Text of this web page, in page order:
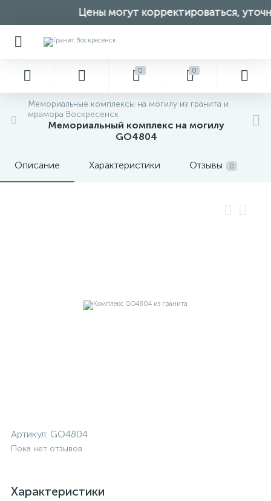
Цены могут корректироваться,
0 0
Мемориальные комплексы на могилу из гранита и
мрамора Воскресенск
Мемориальный комплекс на могилу
GO4804
Описание Характеристики Отзывы 0
Артикул: GO4804
Пока нет отзывов
Характеристики